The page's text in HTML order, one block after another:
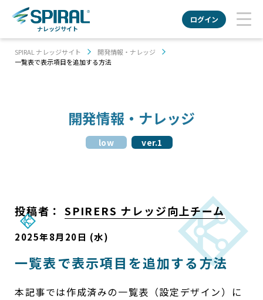
ナレッジサイト
ログイン
SPIRAL ナレッジサイト
開発情報・ナレッジ
一覧表で表示項目を追加する方法
開発情報・ナレッジ
low ver.1
投稿者： SPIRERS ナレッジ向上チーム
2025年8月20日 (水)
一覧表で表示項目を追加する方法
本記事では作成済みの一覧表（設定デザイン）に